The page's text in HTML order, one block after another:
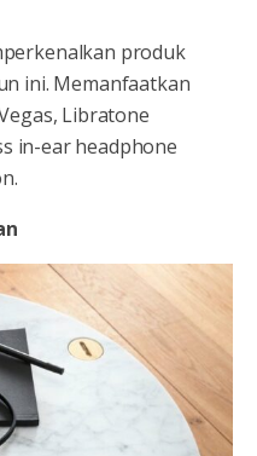
produk
ini. Memanfaatkan
Libratone
in-ear headphone